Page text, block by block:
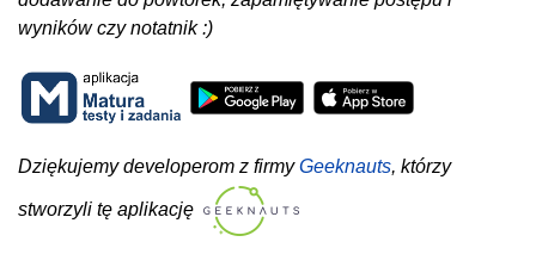
wyników czy notatnik :)
Dziękujemy developerom z firmyGeeknauts, którzy
stworzyli tę aplikację